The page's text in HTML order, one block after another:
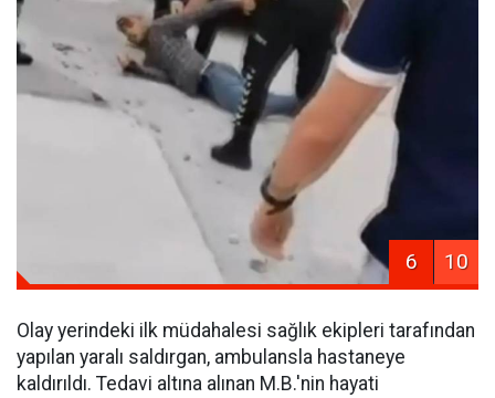
6 10
Olay yerindeki ilk müdahalesi sağlık ekipleri tarafından
yapılan yaralı saldırgan, ambulansla hastaneye
kaldırıldı. Tedavi altına alınan M.B.'nin hayati